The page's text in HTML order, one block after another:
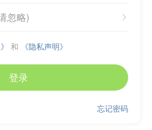

忽略)
和 《隐私声明》
登录
忘记密码